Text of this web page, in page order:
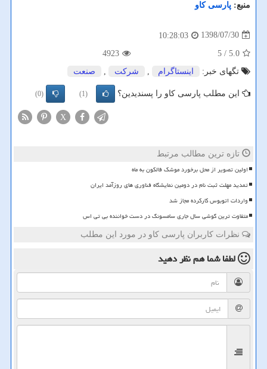
منبع: پارسی كاو
1398/07/30
10:28:03
5.0
/ 5
4923
تگهای خبر:
اینستاگرام , شركت , صنعت
این مطلب پارسی کاو را پسندیدین؟ (1)
(0)
X
تازه ترین مطالب مرتبط
اولین تصویر از محل برخورد موشک فالکون به ماه
تمدید مهلت ثبت نام در دومین نمایشگاه فناوری های روزآمد ایران
واردات اتوبوس کارکرده مجاز شد
متفاوت ترین گوشی سال جاری سامسونگ در دست خواننده بی تی اس
نظرات کاربران پارسی کاو در مورد این مطلب
لطفا شما همنظر دهید